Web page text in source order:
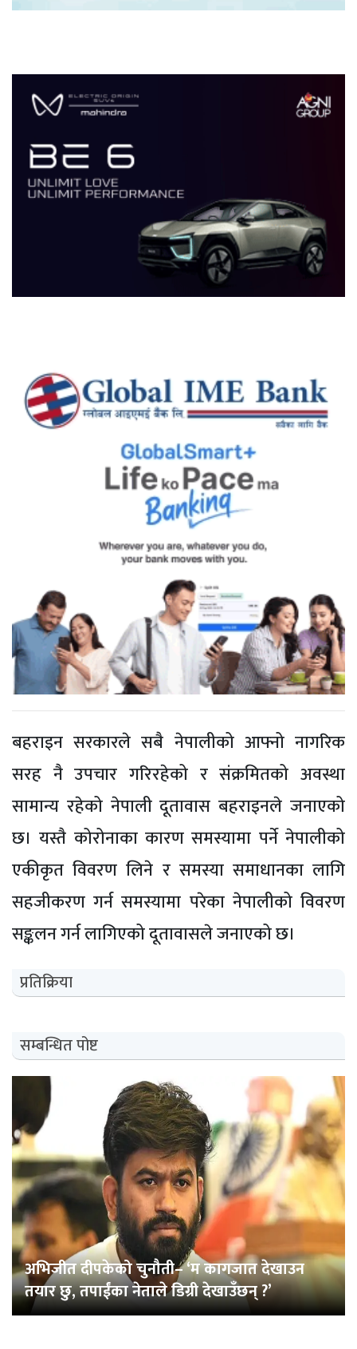
बहराइन सरकारले सबै नेपालीको आफ्नो नागरिक
सरह नै उपचार गरिरहेको र संक्रमितको अवस्था
सामान्य रहेको नेपाली दूतावास बहराइनले जनाएको
छ। यस्तै कोरोनाका कारण समस्यामा पर्ने नेपालीको
एकीकृत विवरण लिने र समस्या समाधानका लागि
सहजीकरण गर्न समस्यामा परेका नेपालीको विवरण
सङ्कलन गर्न लागिएको दूतावासले जनाएको छ।
प्रतिक्रिया
सम्बन्धित पोष्ट
अभिजीत दीपकेको चुनौती– ‘म कागजात देखाउन
तयार छु, तपाईंका नेताले डिग्री देखाउँछन् ?’